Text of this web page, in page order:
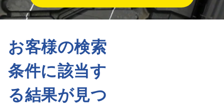
お客様の検索
条件に該当す
る結果が見つ